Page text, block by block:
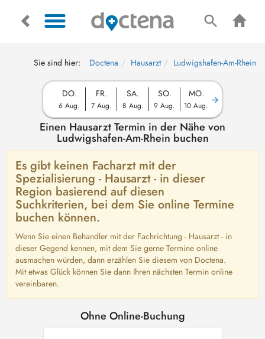
Sie sind hier: Doctena Hausarzt Ludwigshafen-Am-Rhein
DO.
6 Aug.
FR.
7 Aug.
SA.
8 Aug.
SO.
9 Aug.
MO.
10 Aug.
Einen Hausarzt Termin in der Nähe von
Ludwigshafen-Am-Rhein buchen
Es gibt keinen Facharzt mit der
Spezialisierung - Hausarzt - in dieser
Region basierend auf diesen
Suchkriterien, bei dem Sie online Termine
buchen können.
Wenn Sie einen Behandler mit der Fachrichtung - Hausarzt - in
dieser Gegend kennen, mit dem Sie gerne Termine online
ausmachen würden, dann erzählen Sie diesem von Doctena.
Mit etwas Glück können Sie dann Ihren nächsten Termin online
vereinbaren.
Ohne Online-Buchung